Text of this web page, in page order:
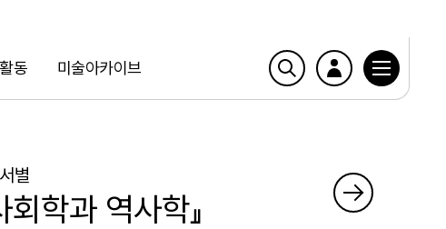
활동 미술아카이브
별
학과 역사학』